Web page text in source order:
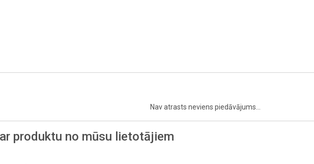
Nav atrasts neviens piedāvājums...
produktu no mūsu lietotājiem